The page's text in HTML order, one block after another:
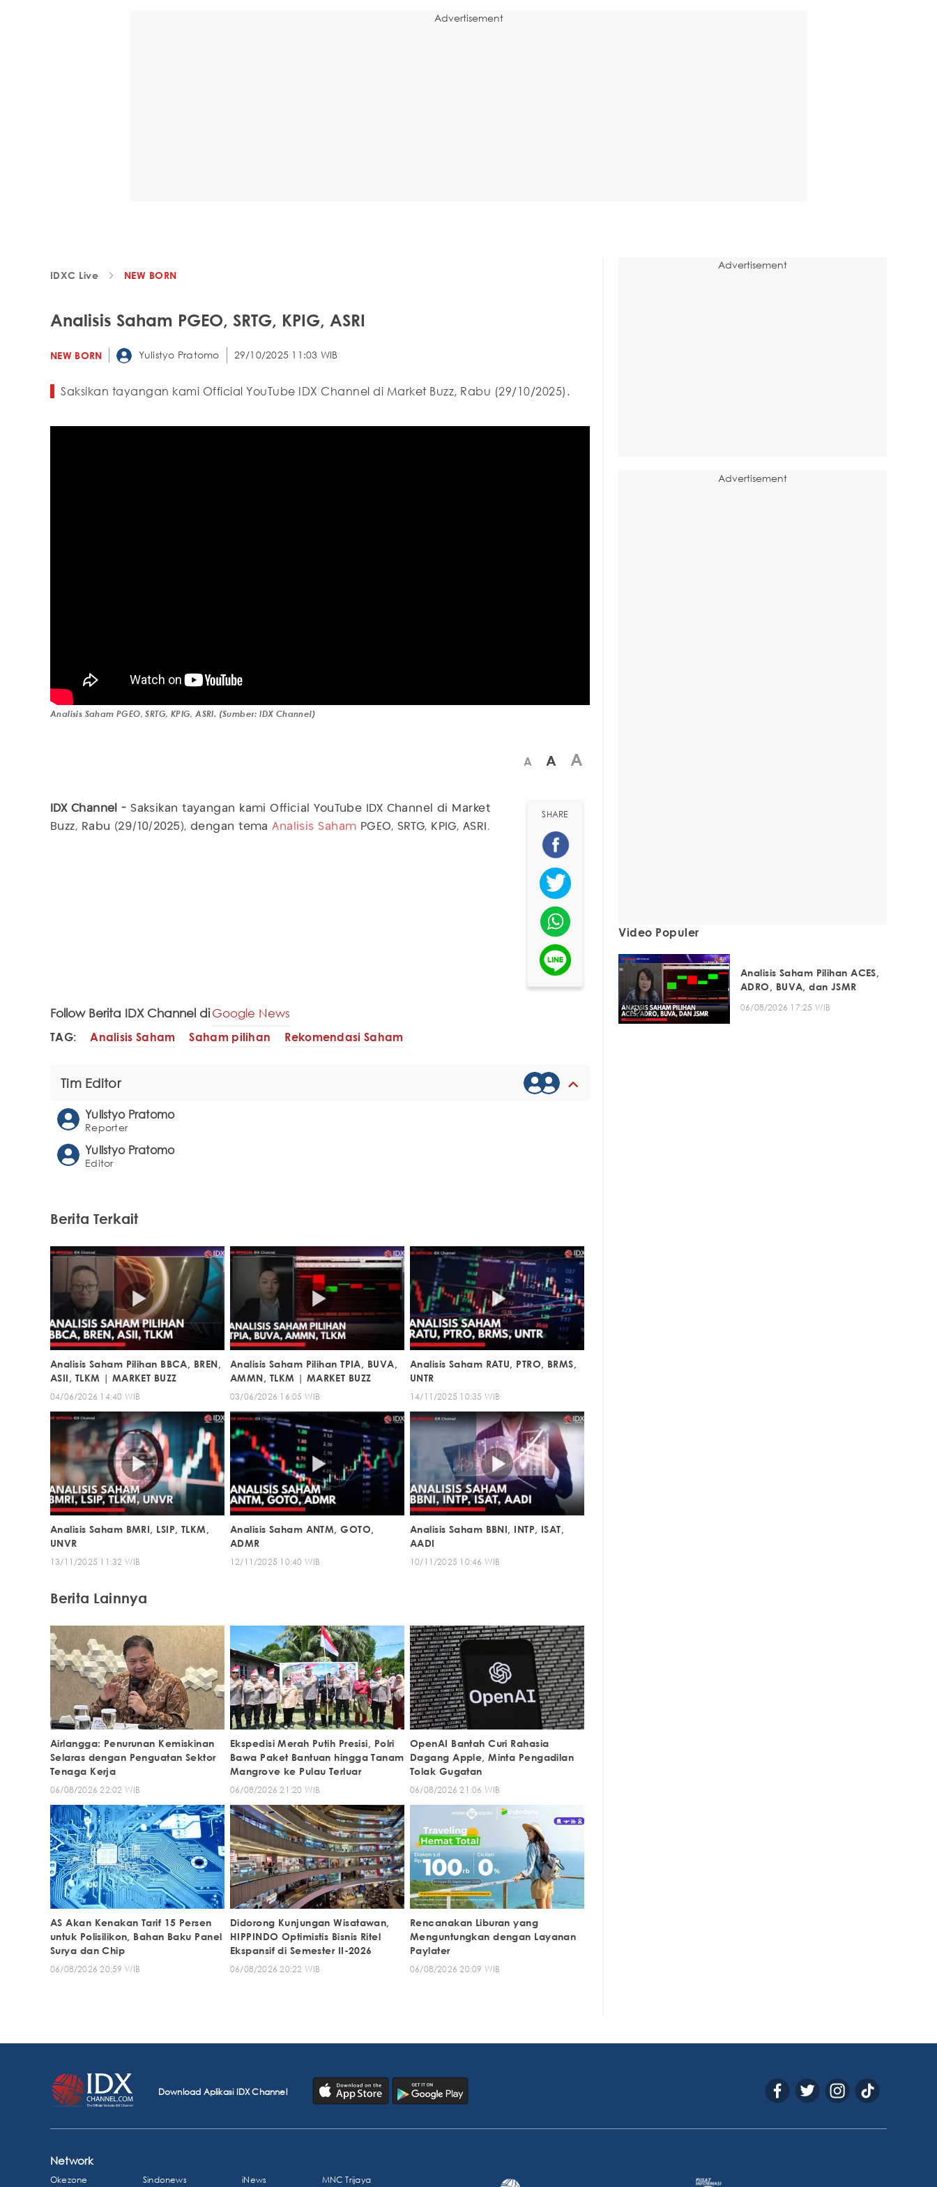
Advertisement
IDXC Live NEW BORN
Analisis Saham PGEO, SRTG, KPIG, ASRI
NEW BORN Yulistyo Pratomo 29/10/2025 11:03 WIB
Saksikan tayangan kami Official YouTube IDX Channel di Market Buzz, Rabu (29/10/2025).
Analisis Saham PGEO, SRTG, KPIG, ASRI. (Sumber: IDX Channel)
A A A
IDX Channel - Saksikan tayangan kami Official YouTube IDX Channel di Market
Buzz, Rabu (29/10/2025), dengan temaAnalisis Saham PGEO, SRTG, KPIG, ASRI.
SHARE
Follow Berita IDX Channel diGoogle News
TAG: Analisis Saham Saham pilihan Rekomendasi Saham
Tim Editor
Yulistyo Pratomo
Reporter
Yulistyo Pratomo
Editor
Berita Terkait
Analisis Saham Pilihan BBCA, BREN,
ASII, TLKM | MARKET BUZZ
04/06/2026 14:40 WIB
Analisis Saham Pilihan TPIA, BUVA,
AMMN, TLKM | MARKET BUZZ
03/06/2026 16:05 WIB
Analisis Saham RATU, PTRO, BRMS,
UNTR
14/11/2025 10:35 WIB
Analisis Saham BMRI, LSIP, TLKM,
UNVR
13/11/2025 11:32 WIB
Analisis Saham ANTM, GOTO,
ADMR
12/11/2025 10:40 WIB
Analisis Saham BBNI, INTP, ISAT,
AADI
10/11/2025 10:46 WIB
Berita Lainnya
Airlangga: Penurunan Kemiskinan
Selaras dengan Penguatan Sektor
Tenaga Kerja
06/08/2026 22:02 WIB
Ekspedisi Merah Putih Presisi, Polri
Bawa Paket Bantuan hingga Tanam
Mangrove ke Pulau Terluar
06/08/2026 21:20 WIB
OpenAI Bantah Curi Rahasia
Dagang Apple, Minta Pengadilan
Tolak Gugatan
06/08/2026 21:06 WIB
AS Akan Kenakan Tarif 15 Persen
untuk Polisilikon, Bahan Baku Panel
Surya dan Chip
06/08/2026 20:59 WIB
Didorong Kunjungan Wisatawan,
HIPPINDO Optimistis Bisnis Ritel
Ekspansif di Semester II-2026
06/08/2026 20:22 WIB
Rencanakan Liburan yang
Menguntungkan dengan Layanan
Paylater
06/08/2026 20:09 WIB
Advertisement
Advertisement
Video Populer
Analisis Saham Pilihan ACES,
ADRO, BUVA, dan JSMR
06/08/2026 17:25 WIB
Download Aplikasi IDX Channel
Network
Okezone Sindonews iNews MNC Trijaya